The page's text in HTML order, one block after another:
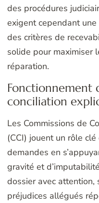
des procédures
exigent cependant
des critères de
solide pour maximiser
réparation.
Fonctionnement
conciliation
Les Commissions de
(CCI) jouent un rôle
demandes en
gravité et
dossier avec attention,
préjudices allégués